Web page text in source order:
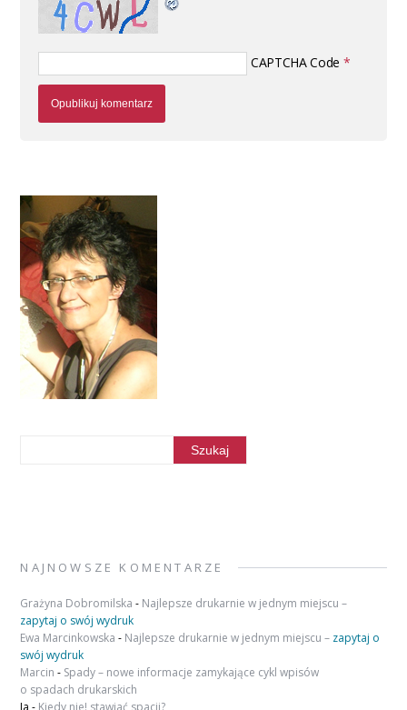
CAPTCHA Code *
NAJNOWSZE KOMENTARZE
Grażyna Dobromilska - Najlepsze drukarnie w jednym miejscu –
zapytaj o swój wydruk
Ewa Marcinkowska - Najlepsze drukarnie w jednym miejscu – zapytaj o
swój wydruk
Marcin - Spady – nowe informacje zamykające cykl wpisów
o spadach drukarskich
Ja - Kiedy nie! stawiać spacji?